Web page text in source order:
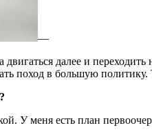
—
двигаться далее и
поход в большую политику.
У меня есть план